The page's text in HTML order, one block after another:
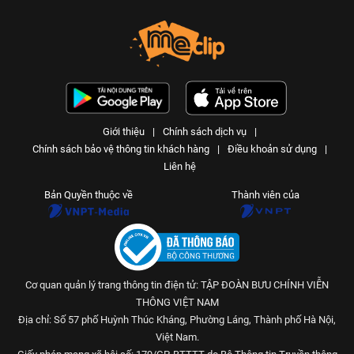
toàn cho trẻ em
An toàn cho trẻ em
25 N lượt xem
04:01
Nuốt kẹo dính ruột - Tập 311 | An
toàn cho trẻ em
An toàn cho trẻ em
25 N lượt xem 4 năm trước
03:58
Giấc mơ giận dỗi - Tập 310 | An
25 N lượt xem - 4 năm trước
Những múi cam mọng nước - Tập
309 | An toàn cho trẻ em
An toàn cho trẻ em
25 N lượt xem
Giới thiệu | Chính sách dịch vụ
|
Chính sách bảo vệ thông tin khách hàng
| Điều khoản sử dụng
|
Liên hệ
Bản Quyền thuộc về Thành viên của
Cơ quan quản lý trang thông tin điện tử: TẬP ĐOÀN BƯU CHÍNH VIỄN
THÔNG VIỆT NAM
Địa chỉ: Số 57 phố Huỳnh Thúc Kháng, Phường Láng, Thành phố Hà Nội,
Việt Nam.